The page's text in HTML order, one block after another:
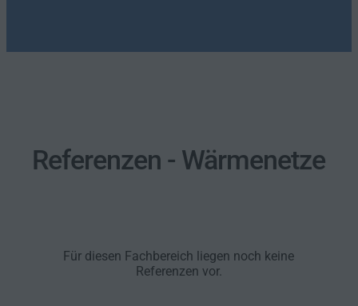
Referenzen - Wärmenetze
Für diesen Fachbereich liegen noch keine
Referenzen vor.